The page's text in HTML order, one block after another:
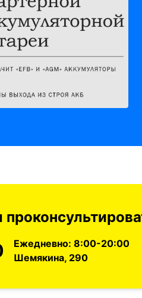
Ежедневно: 8:00-20:00
Шемякина, 290